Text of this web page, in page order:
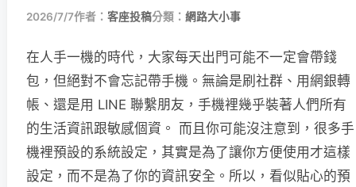
2026/7/7作者： 客座投稿分類： 網路大小事
在人手一機的時代，大家每天出門可能不一定會帶錢
包，但絕對不會忘記帶手機。無論是刷社群、用網銀轉
帳、還是用 LINE 聯繫朋友，手機裡幾乎裝著人們所有
的生活資訊跟敏感個資。 而且你可能沒注意到，很多手
機裡預設的系統設定，其實是為了讓你方便使用才這樣
設定，而不是為了你的資訊安全。所以，看似貼心的預